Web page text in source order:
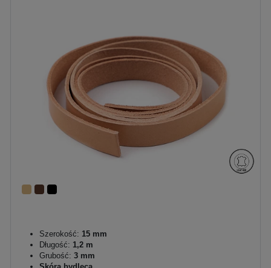
Szerokość: 15 mm
Długość: 1,2 m
Grubość: 3 mm